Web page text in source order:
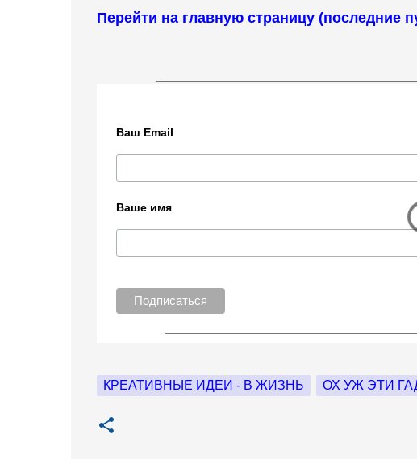
Перейти на главную страницу (последние
Ваш Email
Ваше имя
КРЕАТИВНЫЕ ИДЕИ - В ЖИЗНЬ ОХ УЖ ЭТИ